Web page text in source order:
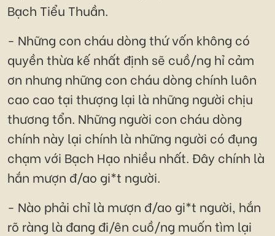
Bạch Tiểu Thuần.
- Những con cháu dòng thứ vốn không có
quyền thừa kế nhất định sẽ cuồ/ng hỉ cảm
ơn nhưng những con cháu dòng chính luôn
cao cao tại thượng lại là những người chịu
thương tổn. Những người con cháu dòng
chính này lại chính là những người có đụng
chạm với Bạch Hạo nhiều nhất. Đây chính là
hắn mượn đ/ao gi*t người.
- Nào phải chỉ là mượn đ/ao gi*t người, hắn
rõ ràng là đang đi/ên cuồ/ng muốn tìm lại